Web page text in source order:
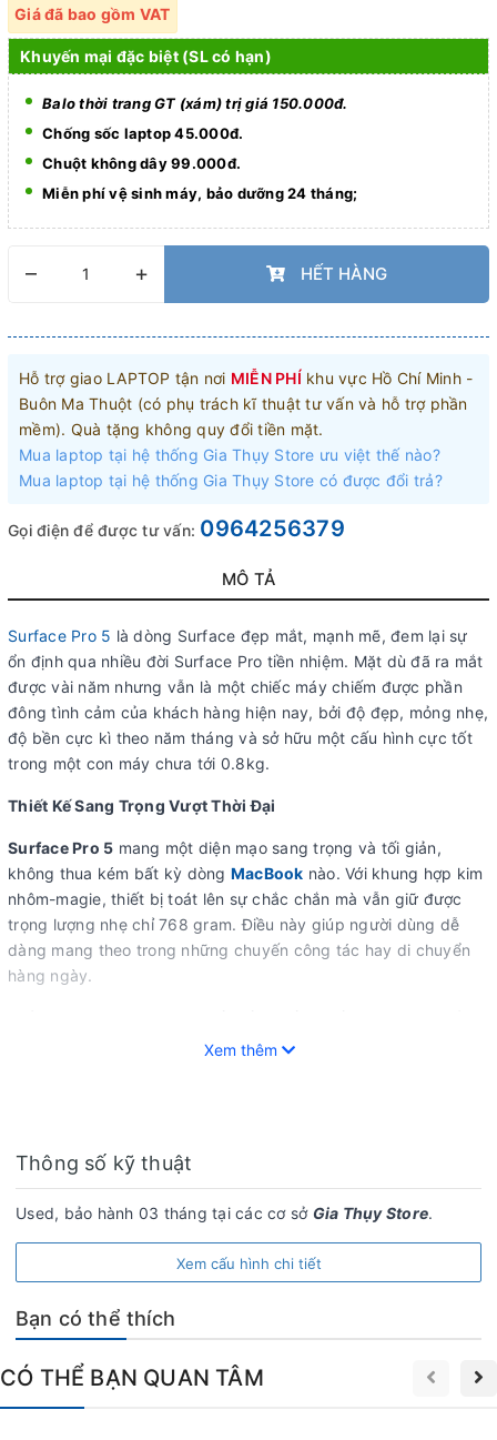
Giá đã bao gồm VAT
Khuyến mại đặc biệt (SL có hạn)
Balo thời trang GT (xám) trị giá 150.000đ.
Chống sốc laptop 45.000đ.
Chuột không dây 99.000đ.
Miễn phí vệ sinh máy, bảo dưỡng 24 tháng;
– + HẾT HÀNG
Hỗ trợ giao LAPTOP tận nơi MIỄN PHÍ khu vực Hồ Chí Minh -
Buôn Ma Thuột (có phụ trách kĩ thuật tư vấn và hỗ trợ phần
mềm). Quà tặng không quy đổi tiền mặt.
Mua laptop tại hệ thống Gia Thụy Store ưu việt thế nào?
Mua laptop tại hệ thống Gia Thụy Store có được đổi trả?
Gọi điện để được tư vấn: 0964256379
MÔ TẢ
Surface Pro 5 là dòng Surface đẹp mắt, mạnh mẽ, đem lại sự
ổn định qua nhiều đời Surface Pro tiền nhiệm. Mặt dù đã ra mắt
được vài năm nhưng vẫn là một chiếc máy chiếm được phần
đông tình cảm của khách hàng hiện nay, bởi độ đẹp, mỏng nhẹ,
độ bền cực kì theo năm tháng và sở hữu một cấu hình cực tốt
trong một con máy chưa tới 0.8kg.
Thiết Kế Sang Trọng Vượt Thời Đại
Surface Pro 5 mang một diện mạo sang trọng và tối giản,
không thua kém bất kỳ dòng MacBook nào. Với khung hợp kim
nhôm-magie, thiết bị toát lên sự chắc chắn mà vẫn giữ được
trọng lượng nhẹ chỉ 768 gram. Điều này giúp người dùng dễ
dàng mang theo trong những chuyến công tác hay di chuyển
hàng ngày.
. Nhờ vào chân đế có thể điều chỉnh góc nghiêng
Xem thêm
Thông số kỹ thuật
Used, bảo hành 03 tháng tại các cơ sở Gia Thụy Store.
Xem cấu hình chi tiết
Bạn có thể thích
CÓ THỂ BẠN QUAN TÂM